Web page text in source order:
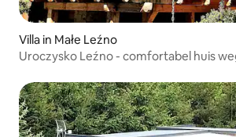
Villa in Małe Leźno
Uroczysko Leźno - comfortabel huis